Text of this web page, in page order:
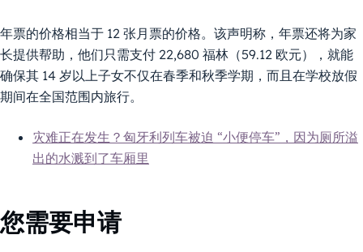
年票的价格相当于 12 张月票的价格。该声明称，年票还将为家
长提供帮助，他们只需支付 22,680 福林（59.12 欧元），就能
确保其 14 岁以上子女不仅在春季和秋季学期，而且在学校放假
期间在全国范围内旅行。
灾难正在发生？匈牙利列车被迫 “小便停车”，因为厕所溢
出的水溅到了车厢里
您需要申请